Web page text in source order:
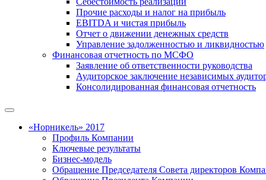
Прочие расходы и налог на прибыль
EBITDA и чистая прибыль
Отчет о движении денежных средств
Управление задолженностью и ликвидностью
Финансовая отчетность по МСФО
Заявление об ответственности руководства
Аудиторское заключение независимых
Консолидированная финансовая отчетность
«Норникель» 2017
Профиль Компании
Ключевые результаты
Бизнес-модель
Обращение Председателя Совета директоров